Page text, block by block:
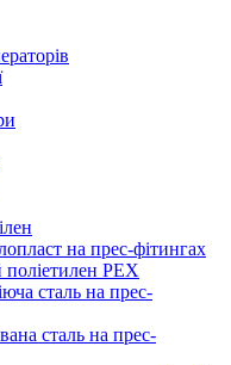
на прес-фітингах
PEX
сталь на прес-
сталь на прес-